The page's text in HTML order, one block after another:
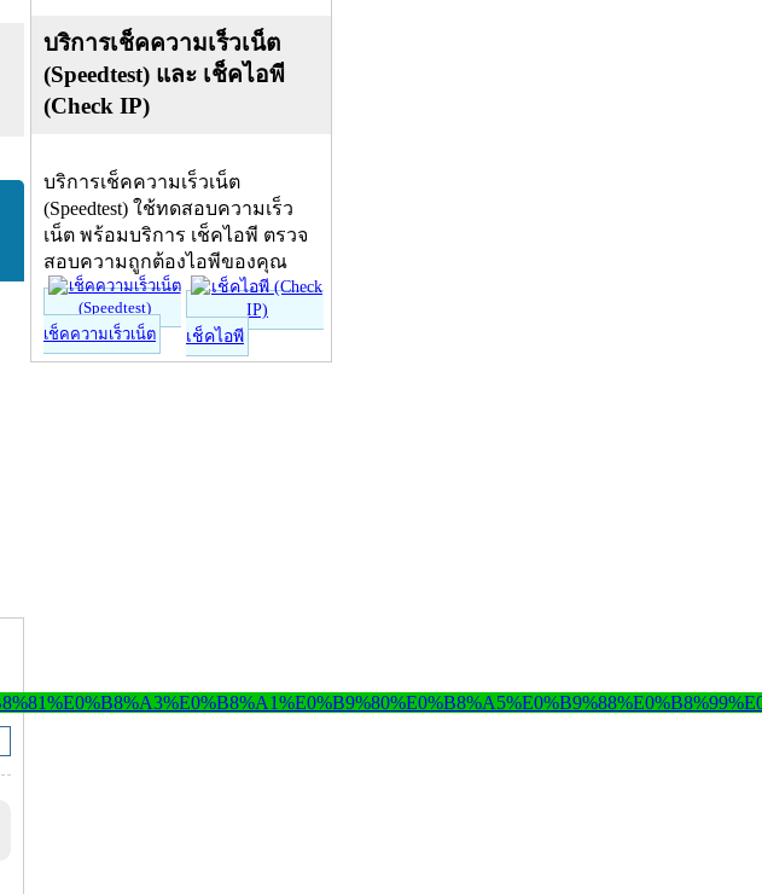
บริการเช็คความเร็วเน็ต
(Speedtest) และ เช็คไอพี
(Check IP)
บริการเช็คความเร็วเน็ต
(Speedtest) ใช้ทดสอบความเร็ว
เน็ต พร้อมบริการ เช็คไอพี ตรวจ
สอบความถูกต้องไอพีของคุณ
เช็คความเร็วเน็ต เช็คไอพี